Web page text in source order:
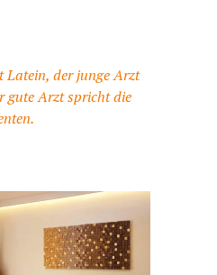
Latein, der junge Arzt
gute Arzt spricht die